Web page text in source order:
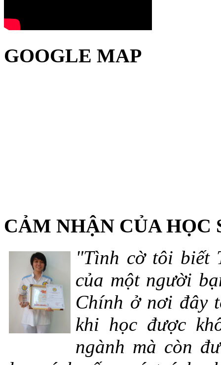
GOOGLE MAP
CẢM NHẬN CỦA HỌC
"Tình cờ tôi biết
của một người
Chính ở nơi đây
khi học được
ngành mà còn